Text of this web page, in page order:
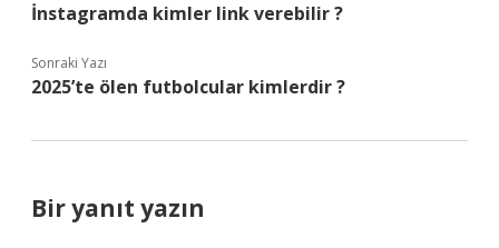
İnstagramda kimler link verebilir ?
Sonraki Yazı
2025’te ölen futbolcular kimlerdir ?
Bir yanıt yazın